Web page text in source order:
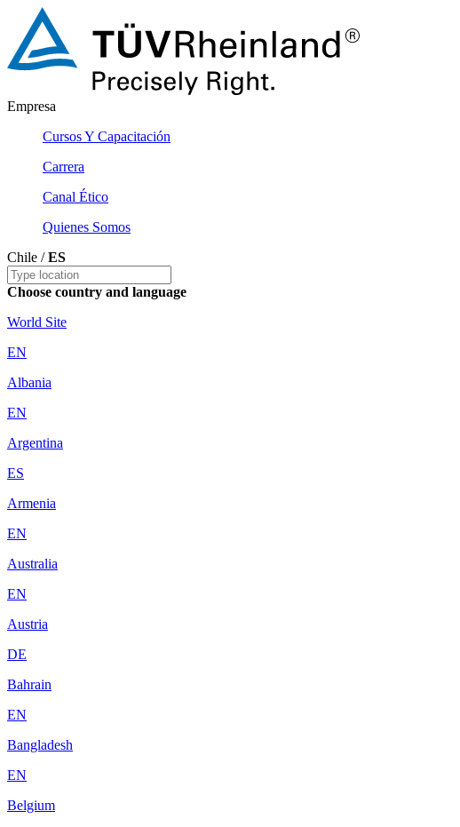
Empresa
Cursos Y Capacitación
Carrera
Canal Ético
Quienes Somos
Chile /ES
Choose country and language
World Site
EN
Albania
EN
Argentina
ES
Armenia
EN
Australia
EN
Austria
DE
Bahrain
EN
Bangladesh
EN
Belgium